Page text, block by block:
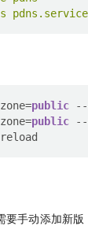
pdns.service
public --
public --
手动添加新版